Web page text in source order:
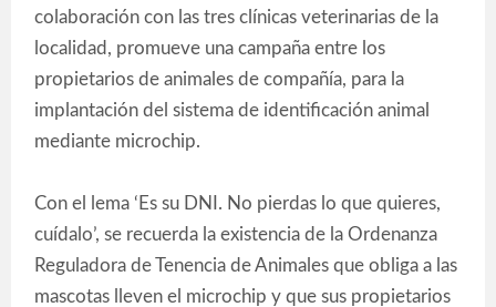
colaboración con las tres clínicas veterinarias de la
localidad, promueve una campaña entre los
propietarios de animales de compañía, para la
implantación del sistema de identificación animal
mediante microchip.
Con el lema ‘Es su DNI. No pierdas lo que quieres,
cuídalo’, se recuerda la existencia de la Ordenanza
Reguladora de Tenencia de Animales que obliga a las
mascotas lleven el microchip y que sus propietarios